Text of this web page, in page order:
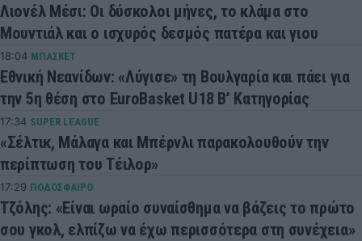
Λιονέλ Μέσι: Οι δύσκολοι μήνες, το κλάμα στο
Μουντιάλ και ο ισχυρός δεσμός πατέρα και γιου
18:04 ΜΠΑΣΚΕΤ
Εθνική Νεανίδων: «Λύγισε» τη Βουλγαρία και πάει για
την 5η θέση στο EuroBasket U18 Β’ Κατηγορίας
17:34 SUPER LEAGUE
«Σέλτικ, Μάλαγα και Μπέρνλι παρακολουθούν την
περίπτωση του Τέιλορ»
17:29 ΠΟΔΟΣΦΑΙΡΟ
Τζόλης: «Είναι ωραίο συναίσθημα να βάζεις το πρώτο
σου γκολ, ελπίζω να έχω περισσότερα στη συνέχεια»